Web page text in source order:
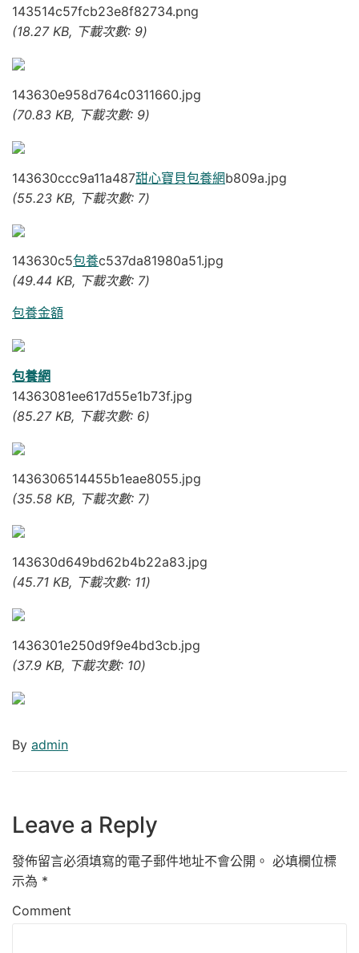
143514c57fcb23e8f82734.png
(18.27 KB, 下載次數: 9)
143630e958d764c0311660.jpg
(70.83 KB, 下載次數: 9)
143630ccc9a11a487甜心寶貝包養網b809a.jpg
(55.23 KB, 下載次數: 7)
143630c5包養c537da81980a51.jpg
(49.44 KB, 下載次數: 7)
包養金額
包養網
14363081ee617d55e1b73f.jpg
(85.27 KB, 下載次數: 6)
1436306514455b1eae8055.jpg
(35.58 KB, 下載次數: 7)
143630d649bd62b4b22a83.jpg
(45.71 KB, 下載次數: 11)
1436301e250d9f9e4bd3cb.jpg
(37.9 KB, 下載次數: 10)
By admin
Leave a Reply
發佈留言必須填寫的電子郵件地址不會公開。 必填欄位標
示為 *
Comment